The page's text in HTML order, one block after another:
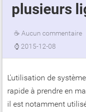
plusieurs
☕ Aucun commentaire
⌚ 2015-12-08
L'utilisation de
rapide à prendre en
il est notamment